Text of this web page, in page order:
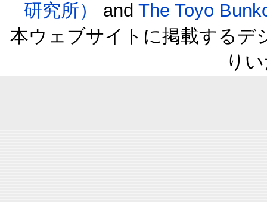
研究所） and The Toyo
本ウェブサイトに掲載するデ
り